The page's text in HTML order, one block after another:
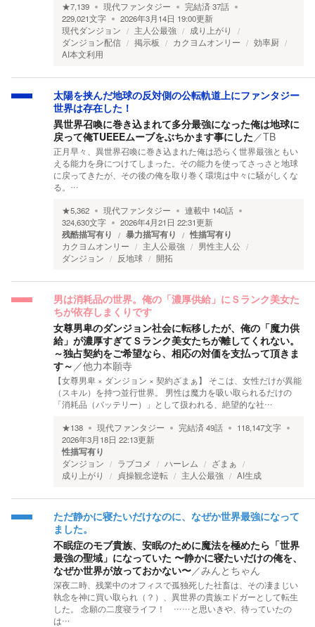
★7,139 現代ファンタジー 完結済37話
229,021文字 2026年3月14日 19:00更新
現代ダンジョン
主人公最強
成り上がり
ダンジョン配信
掲示板 カクヨムオンリー
効率厨
AI本文利用
太陽を挟んだ地球の反対側の公転軌道上にファンタジー
世界は存在した！
異世界召喚に巻き込まれて多分最強になった俺は地球に
戻って俺TUEEEムーブをぶちかます事にした／TB
正月早々、異世界召喚に巻き込まれた俺は恐らく世界最強ともい
える能力を身につけてしまった。その能力を使ってさっさと地球
に戻ってきたが、その後の俺を取り巻く環境は中々に騒がしくな
る。…
★5,362 現代ファンタジー 連載中 140話
324,630文字 2026年4月21日 22:31更新
残酷描写有り 暴力描写有り 性描写有り
カクヨムオンリー 主人公最強
男性主人公
ダンジョン
反地球 開拓
男は消耗品の世界。俺の「濃厚供給」にＳランク美女た
ちが依存しまくりです
女尊男卑のダンジョン社会に転移したが、俺の「魔力供
給」が濃厚すぎてＳランク美女たちが離してくれない。
～独占契約をご希望なら、相応の対価を支払って頂きま
す～ ／他力本願寺
【女尊男卑 × ダンジョン × 契約ざまぁ】 そこは、女性だけが異能
（スキル）を持つ並行世界。 男性は魔力を吸い取られるだけの
「消耗品（バッテリー）」として扱われる、絶望的な社…
★138 現代ファンタジー 完結済49話 118,147文字
2026年3月18日 22:13更新
性描写有り
ダンジョン ラブコメ ハーレム
ざまぁ
成り上がり
貞操観念逆転 主人公最強 AI生成
ただ静かに寝たいだけなのに、なぜか世界最強になって
ました。
不眠症のモブ貴族、安眠のために魔法を極めたら「世界
最強の聖域」になっていた 〜静かに寝たいだけの俺を、
なぜか世界が放っておかない〜／みんとちゃん
深夜二時、残業中のオフィスで孤独死した社畜は、その凄まじい
執念を神に買い取られ（？）、異世界の貴族エドガーとして転生
した。 念願の二度寝ライフ！ ……と思いきや、待っていたの
は…